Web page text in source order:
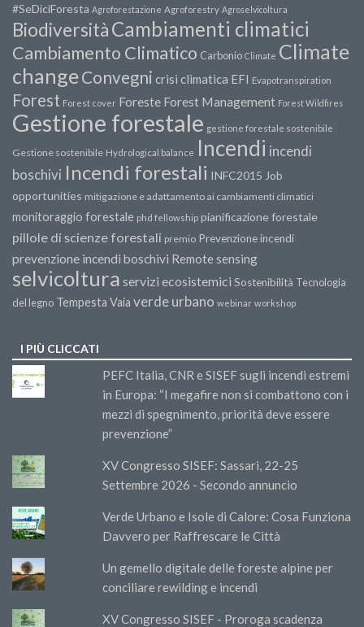
#SeDiciForesta Agroforestazione Agroforestry Agroselvicoltura
BiodiversitàCambiamenti climatici
Cambiamento Climatico Carbonio Climate Climate
changeConvegni crisi climatica EFI Evapotranspiration
Forest Forest cover Foreste Forest Management Forest Wildfires
Gestione forestale gestione forestale sostenibile
Gestione sostenibile Hydrological balance Incendi incendi
boschivi Incendi forestali INFC2015 Job
opportunities mitigazione e adattamento ai cambiamenti climatici
monitoraggio forestale phd fellowship pianificazione forestale
pillole di scienze forestali premio Prevenzione incendi
prevenzione incendi boschivi Remote sensing
selvicoltura servizi ecosistemici Sostenibilità Tecnologia
del legno Tempesta Vaia verde urbano webinar workshop
I PIÙ CLICCATI
PEFC Italia, CNR e SISEF sugli incendi estremi
in Europa: “I megafire non si combattono con i
mezzi di spegnimento, priorità deve essere
prevenzione”
XV Congresso SISEF: Sassari, 22-25
Settembre 2026 - Secondo annuncio
Verde Urbano e Isole di Calore: Cosa Funziona
Davvero per Raffrescare le Città
Un gemello digitale delle foreste alpine per
conciliare rewilding e incendi
XV Congresso SISEF - Proroga scadenza